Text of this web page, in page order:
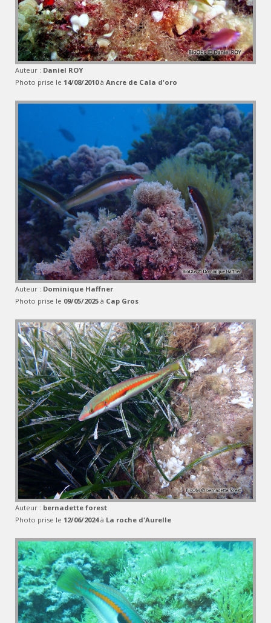
Auteur : Daniel ROY
Photo prise le 14/08/2010à Ancre de Cala d'oro
Auteur : Dominique Haffner
Photo prise le 09/05/2025 à Cap Gros
Auteur : bernadette forest
Photo prise le 12/06/2024à La roche d'Aurelle